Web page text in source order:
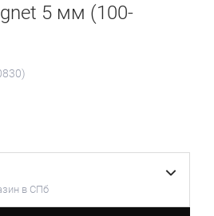
5 мм (100-
в СПб